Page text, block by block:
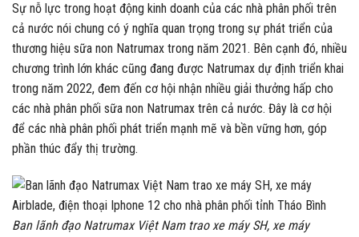
Sự nỗ lực trong hoạt động kinh doanh của các nhà phân phối trên
cả nước nói chung có ý nghĩa quan trọng trong sự phát triển của
thương hiệu sữa non Natrumax trong năm 2021. Bên cạnh đó, nhiều
chương trình lớn khác cũng đang được Natrumax dự định triển khai
trong năm 2022, đem đến cơ hội nhận nhiều giải thưởng hấp cho
các nhà phân phối sữa non Natrumax trên cả nước. Đây là cơ hội
để các nhà phân phối phát triển mạnh mẽ và bền vững hơn, góp
phần thúc đẩy thị trường.
Ban lãnh đạo Natrumax Việt Nam trao xe máy SH, xe máy